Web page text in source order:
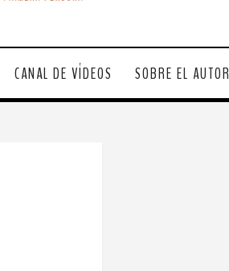
CANAL DE VÍDEOS SOBRE EL AUTOR